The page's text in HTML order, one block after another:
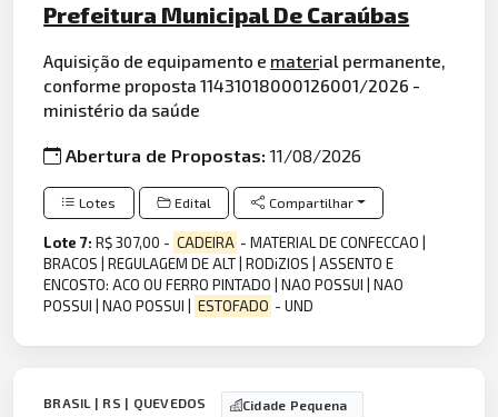
Prefeitura Municipal De Caraúbas
Aquisição de equipamento e material permanente,
conforme proposta 11431018000126001/2026 -
ministério da saúde
Abertura de Propostas:11/08/2026
Lotes Edital Compartilhar
Lote 7:R$ 307,00 - CADEIRA - MATERIAL DE CONFECCAO |
BRACOS | REGULAGEM DE ALT | RODiZIOS | ASSENTO E
ENCOSTO: ACO OU FERRO PINTADO | NAO POSSUI | NAO
POSSUI | NAO POSSUI |
ESTOFADO - UND
BRASIL | RS | QUEVEDOS Cidade Pequena